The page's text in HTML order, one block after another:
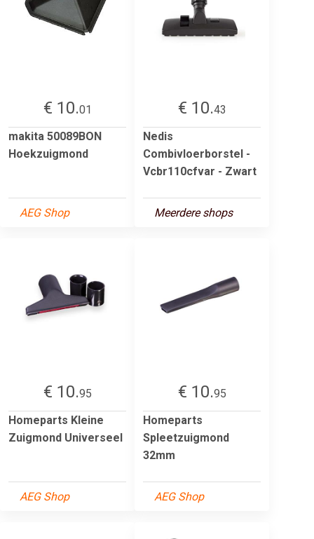
€ 10.01
makita 50089BON
Hoekzuigmond
AEG Shop
€ 10.43
Nedis
Combivloerborstel -
Vcbr110cfvar - Zwart
Meerdere shops
€ 10.95
Homeparts Kleine
Zuigmond Universeel
AEG Shop
€ 10.95
Homeparts
Spleetzuigmond
32mm
AEG Shop